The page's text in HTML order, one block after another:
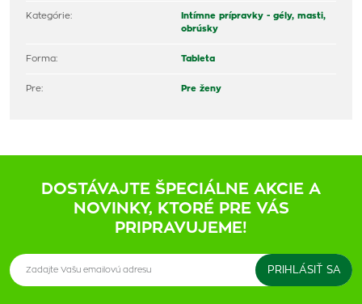
Kategórie:
Intímne prípravky - gély, masti,
obrúsky
Forma: Tableta
Pre: Pre ženy
DOSTÁVAJTE ŠPECIÁLNE AKCIE A
NOVINKY, KTORÉ PRE VÁS
PRIPRAVUJEME!